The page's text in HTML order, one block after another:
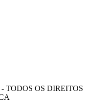
- TODOS OS DIREITOS